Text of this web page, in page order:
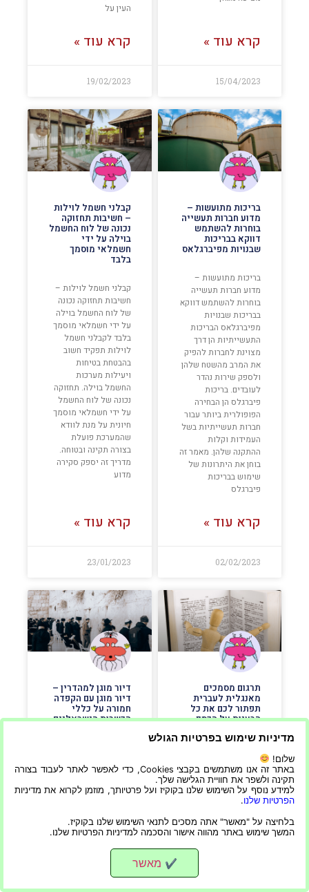
קרא עוד »
15/04/2023
העין על
קרא עוד »
19/02/2023
בריכות מתועשות –
מדוע חברות תעשייה
בוחרות להשתמש
דווקא בבריכות
שבנויות מפיברגלאס
בריכות מתועשות –
מדוע חברות תעשייה
בוחרות להשתמש דווקא
בבריכות שבנויות
מפיברגלאס הבריכות
התעשייתיות הן דרך
מצוינת לחברות להפיק
את המרב מהשטח שלהן
ולספק שירות נהדר
לעובדים. בריכות
פיברגלס הן הבחירה
הפופולרית ביותר עבור
חברות תעשייתיות בשל
העמידות וקלות
ההתקנה שלהן. מאמר זה
בוחן את היתרונות של
שימוש בבריכות
פיברגלס
קרא עוד »
02/02/2023
קבלני חשמל לוילות
– חשיבות תחזוקה
נכונה של לוח החשמל
בוילה על ידי
חשמלאי מוסמך
בלבד
קבלני חשמל לוילות –
חשיבות תחזוקה נכונה
של לוח החשמל בוילה
על ידי חשמלאי מוסמך
בלבד לקבלני חשמל
לוילות תפקיד חשוב
בהבטחת בטיחות
ויעילות מערכות
החשמל בוילה. תחזוקה
נכונה של לוח החשמל
על ידי חשמלאי מוסמך
חיונית על מנת לוודא
שהמערכת פועלת
בצורה תקינה ובטוחה.
מדריך זה יספק סקירה
מדוע
קרא עוד »
23/01/2023
תרגום מסמכים
מאנגלית לעברית
תפתור לכם את כל
הבעיות על הכסף
הכספיים שלכם
תרגום מסמכים
מאנגלית לעברית
תפתור לכם את כל
הבעיות על הכסף שלכם
בדוחות הכספיים שלכם
תרגום הדוחות הכספיים
יכול לספק לך מספר
יעזור לך להבין טוב יותר
דיור מוגן למהדרין –
דיור מוגן עם הקפדה
חמורה על כללי
הכשרות הישראליים
חמורה על כללי הכשרות
הישראליים בישראל
הדיור המוגן למהדרין
שיש בו הקפדה על
כשרות ישראלית. לכן,
אם אתם מחפשים מקום
איזה סוג חיים אתם
מדיניות שימוש בפרטיות הגולש
שלום!
באתר זה אנו משתמשים בקבצי Cookies, כדי לאפשר לאתר לעבוד בצורה
תקינה ולשפר את חוויית הגלישה שלך.
למידע נוסף על השימוש שלנו בקוקיז ועל פרטיותך, מוזמן לקרוא את מדיניות
הפרטיות שלנו.
בלחיצה על "מאשר" אתה מסכים לתנאי השימוש שלנו בקוקיז.
המשך שימוש באתר מהווה אישור והסכמה למדיניות הפרטיות שלנו.
✔ מאשר